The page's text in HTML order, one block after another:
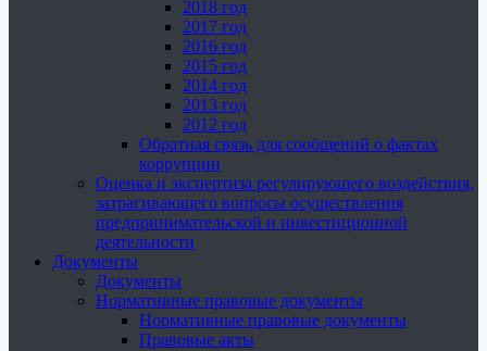
2018 год
2017 год
2016 год
2015 год
2014 год
2013 год
2012 год
Обратная связь для сообщений о фактах
коррупции
Оценка и экспертиза регулирующего воздействия,
затрагивающего вопросы осуществления
предпринимательской и инвестиционной
деятельности
Документы
Документы
Нормативные правовые документы
Нормативные правовые документы
Правовые акты